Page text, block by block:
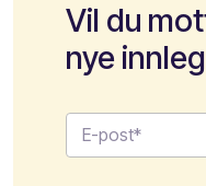
Vil du
nye